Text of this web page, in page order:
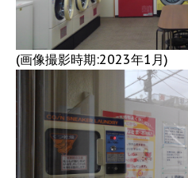
(画像撮影時期:2023年1月)